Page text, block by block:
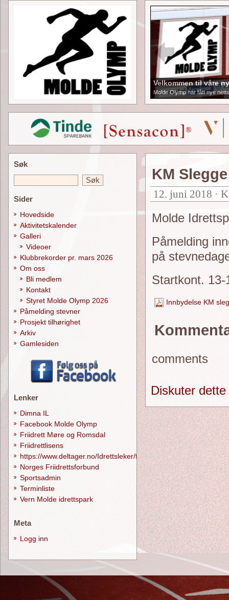
Velkommen til våre
Molde Olymp har fått nye
KM
12. juni 2018 ·
Molde
Påmelding
på
Startkont.
Innbydelse KM
comments
Diskuter
Søk
Sider
Hovedside
Aktivitetskalender
Galleri
Videoer
Klubbrekorder pr. mars 2026
Om oss
Bli medlem
Kontakt
Styret Molde Olymp 2026
Påmelding stevner
Prosjekt tilhørighet
Arkiv
Gamlesiden
Lenker
Dimna IL
Facebook Molde Olymp
Friidrett Møre og Romsdal
Friidrettlisens
https://www.deltager.no/Idrettsleker/forside
Norges Friidrettsforbund
Sportsadmin
Terminliste
Vern Molde idrettspark
Meta
Logg inn